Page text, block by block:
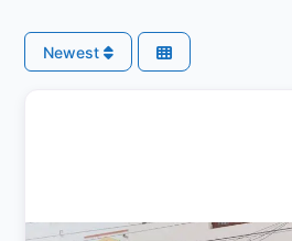
Newest